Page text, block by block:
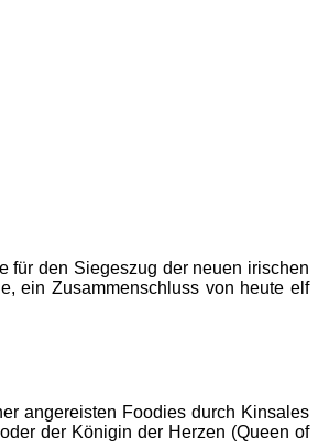
für den Siegeszug der neuen irischen
ein Zusammenschluss von heute elf
angereisten Foodies durch Kinsales
der Königin der Herzen (Queen of